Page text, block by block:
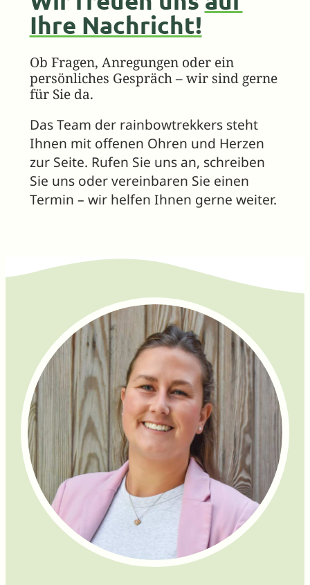
Ihre Nachricht!
Ob Fragen, Anregungen oder ein
persönliches Gespräch – wir sind gerne
für Sie da.
Das Team der rainbowtrekkers steht
Ihnen mit offenen Ohren und Herzen
zur Seite. Rufen Sie uns an, schreiben
Sie uns oder vereinbaren Sie einen
Termin – wir helfen Ihnen gerne weiter.